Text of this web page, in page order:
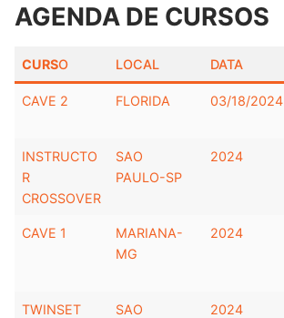
AGENDA DE CURSOS
CURSO LOCAL DATA
CAVE 2 FLORIDA 03/18/2024
INSTRUCTO
R
CROSSOVER
SAO
PAULO-SP
2024
CAVE 1
MARIANA-
MG
2024
TWINSET
SAO
2024